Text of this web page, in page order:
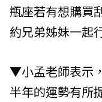
瓶座若有想購買
約兄弟姊妹一起
▼小孟老師表示
半年的運勢有所